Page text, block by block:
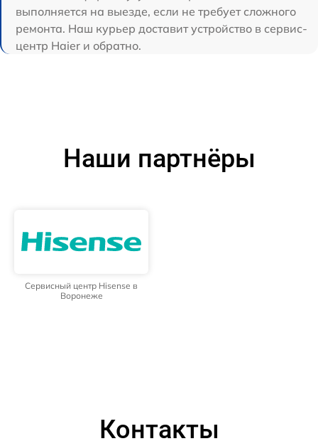
выполняется на выезде, если не требует сложного
ремонта. Наш курьер доставит устройство в сервис-
центр Haier и обратно.
Наши партнёры
Сервисный центр Hisense в
Воронеже
Контакты